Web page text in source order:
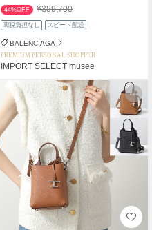
44%OFF ¥359,700
関税負担なし スピード配送
BALENCIAGA
PREMIUM PERSONAL SHOPPER
IMPORT SELECT musee